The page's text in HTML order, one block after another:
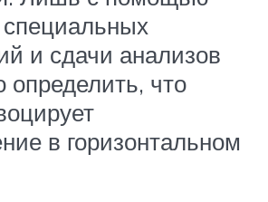
и сдачи анализов
определить, что
в горизонтальном